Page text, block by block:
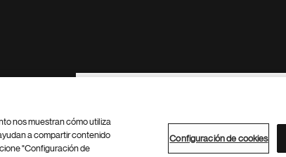
Footer Site Search
nos muestran cómo utiliza
a compartir contenido
"Configuración de
Configuración de cookies